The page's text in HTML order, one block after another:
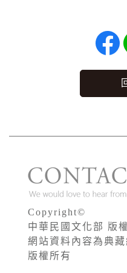
Copyright©
中華民國文化部 版
網站資料內容為典
版權所有